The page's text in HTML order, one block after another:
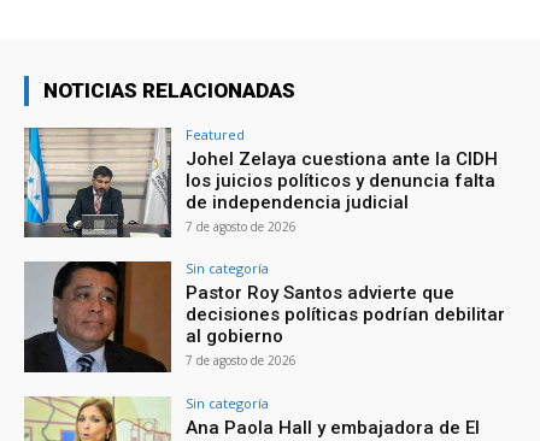
NOTICIAS RELACIONADAS
Featured
Johel Zelaya cuestiona ante la CIDH
los juicios políticos y denuncia falta
de independencia judicial
7 de agosto de 2026
Sin categoría
Pastor Roy Santos advierte que
decisiones políticas podrían debilitar
al gobierno
7 de agosto de 2026
Sin categoría
Ana Paola Hall y embajadora de El